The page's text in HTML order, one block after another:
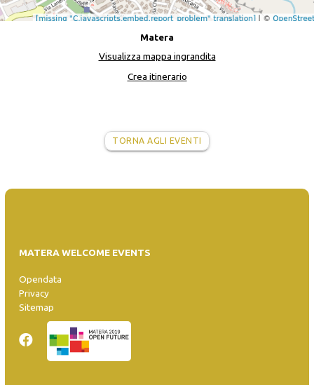
Matera
Visualizza mappa ingrandita
Crea itinerario
TORNA AGLI EVENTI
MATERA WELCOME EVENTS
Opendata
Privacy
Sitemap